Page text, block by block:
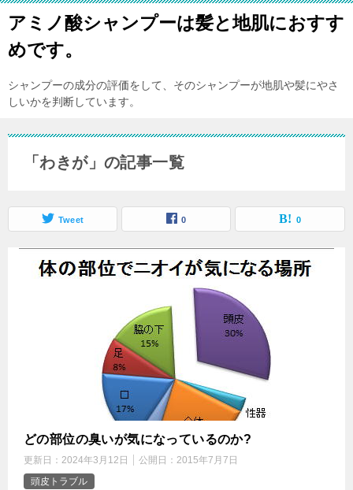
アミノ酸シャンプーは髪と地肌におすす
めです。
シャンプーの成分の評価をして、そのシャンプーが地肌や髪にやさ
しいかを判断しています。
「わきが」の記事一覧
Tweet 0 0
どの部位の臭いが気になっているのか?
更新日： 2024年3月12日 公開日： 2015年7月7日
頭皮トラブル